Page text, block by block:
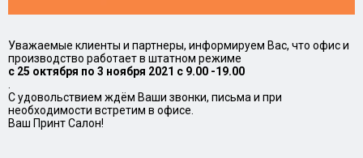
Уважаемые клиенты и партнеры, информируем Вас, что офис и
производство работает в штатном режиме
с 25 октября по 3 ноября 2021 с 9.00 -19.00
.
С удовольствием ждём Ваши звонки, письма и при
необходимости встретим в офисе.
Ваш Принт Салон!